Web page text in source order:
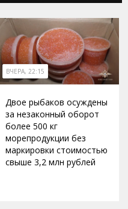
ВЧЕРА, 22:15
Двое рыбаков осуждены
за незаконный оборот
более 500 кг
морепродукции без
маркировки стоимостью
свыше 3,2 млн рублей